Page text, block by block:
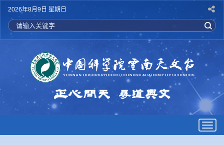
2026年8月9日 星期日